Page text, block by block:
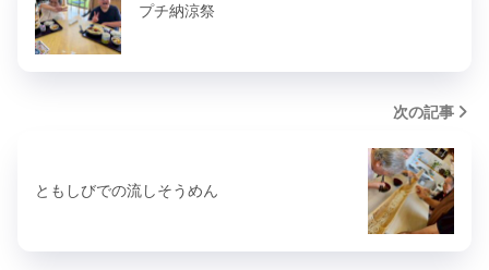
プチ納涼祭
次の記事
ともしびでの流しそうめん